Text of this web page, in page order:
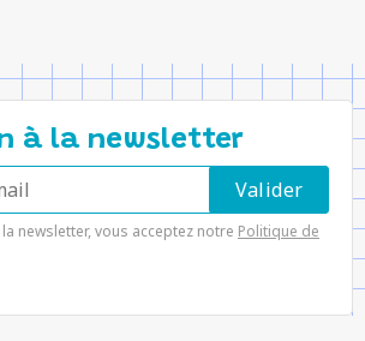
à la newsletter
newsletter, vous acceptez notre Politique de